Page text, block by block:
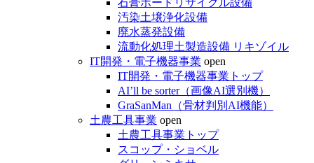
汚染土壌浄化設備
廃水蒸発設備
流動化処理土製造設備 リキゾイル
IT開発・電子機器事業 open
IT開発・電子機器事業トップ
AI’ll be sorter（画像AI選別機）
GraSanMan（骨材判別AI機能）
土農工具事業 open
土農工具事業トップ
スコップ・ショベル